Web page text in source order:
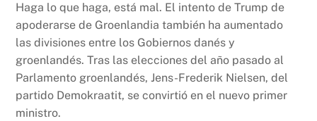
Haga lo que haga, está mal. El intento de Trump de
apoderarse de Groenlandia también ha aumentado
las divisiones entre los Gobiernos danés y
groenlandés. Tras las elecciones del año pasado al
Parlamento groenlandés, Jens-Frederik Nielsen, del
partido Demokraatit, se convirtió en el nuevo primer
ministro.